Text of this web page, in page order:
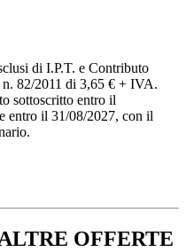
di I.P.T. e Contributo
82/2011 di 3,65 € + IVA.
sottoscritto entro il
entro il 31/08/2027, con il
OFFERTE